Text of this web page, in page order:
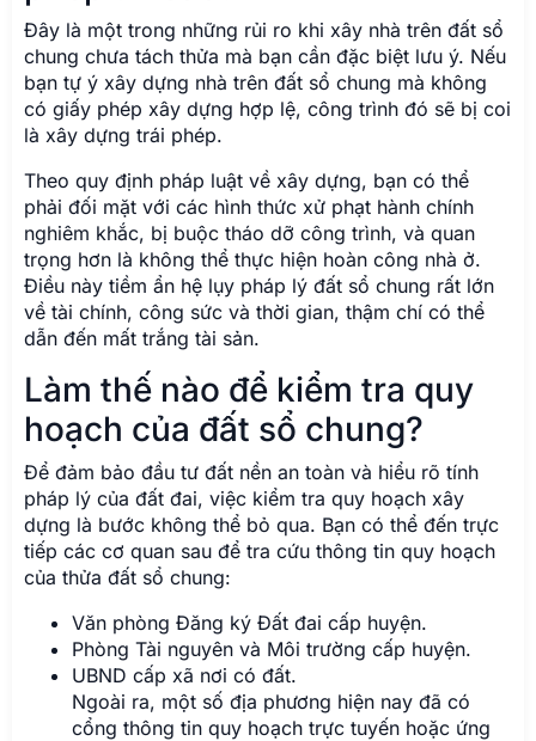
Điều này tiềm ẩn hệ lụy pháp lý đất sổ chung rất lớn
về tài chính, công sức và thời gian, thậm chí có thể
dẫn đến mất trắng tài sản.
Làm thế nào để kiểm tra quy
hoạch của đất sổ chung?
Để đảm bảo đầu tư đất nền an toàn và hiểu rõ tính
pháp lý của đất đai, việc kiểm tra quy hoạch xây
dựng là bước không thể bỏ qua. Bạn có thể đến trực
tiếp các cơ quan sau để tra cứu thông tin quy hoạch
của thửa đất sổ chung:
Văn phòng Đăng ký Đất đai cấp huyện.
Phòng Tài nguyên và Môi trường cấp huyện.
UBND cấp xã nơi có đất.
Ngoài ra, một số địa phương hiện nay đã có
cổng thông tin quy hoạch trực tuyến hoặc ứng
dụng di động cho phép người dân tra cứu thông
tin quy hoạch sử dụng đất một cách thuận tiện
hơn. Việc này giúp bạn nắm rõ khu đất có thuộc
diện quy hoạch nào không, có được phép xây
dựng hay không trước khi đưa ra quyết định
mua hoặc xây dựng.
Bài viết liên quan cùng chủ đề:
Đất DKV có lên thổ cư được không? 6 Bước
chuyển đổi đất DKV sang đất thổ cư bạn cần biết
2025